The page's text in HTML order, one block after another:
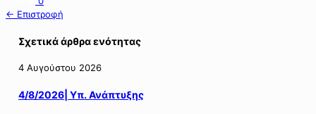
← Επιστροφή
Σχετικά άρθρα ενότητας
4 Αυγούστου 2026
4/8/2026| Υπ. Ανάπτυξης